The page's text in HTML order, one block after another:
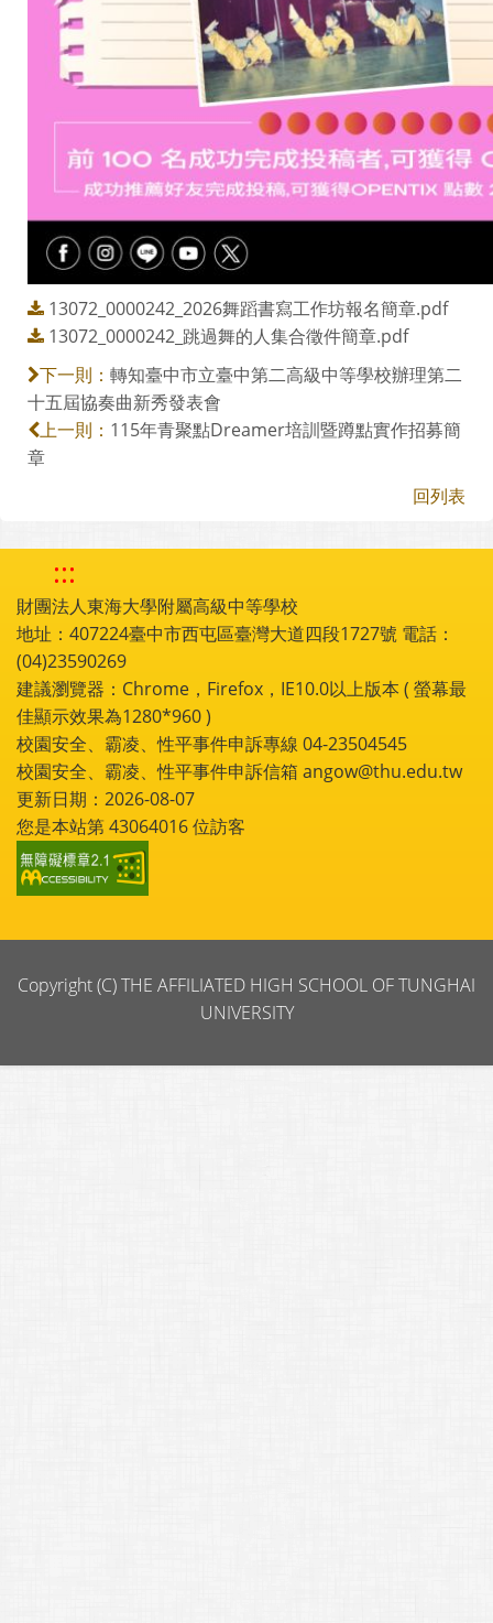
13072_0000242_2026舞蹈書寫工作坊報名簡章.pdf
13072_0000242_跳過舞的人集合徵件簡章.pdf
下一則： 轉知臺中市立臺中第二高級中等學校辦理第二
十五屆協奏曲新秀發表會
上一則： 115年青聚點Dreamer培訓暨蹲點實作招募簡
章
回列表
:::
財團法人東海大學附屬高級中等學校
地址：407224臺中市西屯區臺灣大道四段1727號 電話：
(04)23590269
建議瀏覽器：Chrome，Firefox，IE10.0以上版本 ( 螢幕最
佳顯示效果為1280*960 )
校園安全、霸凌、性平事件申訴專線 04-23504545
校園安全、霸凌、性平事件申訴信箱 angow@thu.edu.tw
更新日期：2026-08-07
您是本站第43064016位訪客
Copyright (C) THE AFFILIATED HIGH SCHOOL OF TUNGHAI
UNIVERSITY